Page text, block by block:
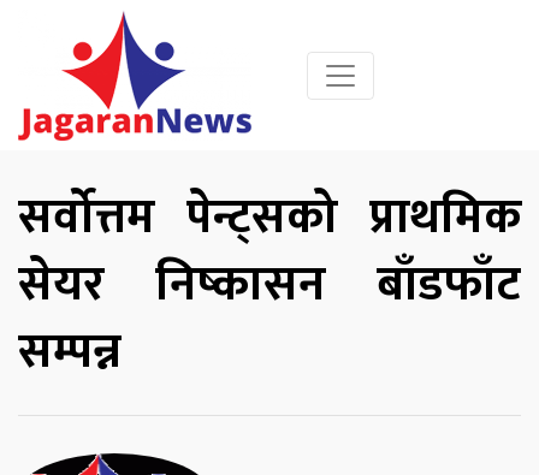
सर्वोत्तम पेन्ट्सको प्राथमिक
सेयर निष्कासन बाँडफाँट
सम्पन्न